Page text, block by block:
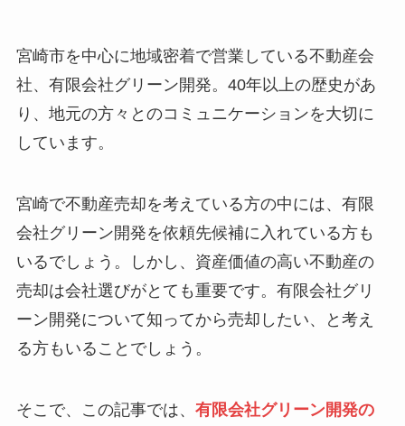
宮崎市を中心に地域密着で営業している不動産会
社、有限会社グリーン開発。40年以上の歴史があ
り、地元の方々とのコミュニケーションを大切に
しています。
宮崎で不動産売却を考えている方の中には、有限
会社グリーン開発を依頼先候補に入れている方も
いるでしょう。しかし、資産価値の高い不動産の
売却は会社選びがとても重要です。有限会社グリ
ーン開発について知ってから売却したい、と考え
る方もいることでしょう。
そこで、この記事では、 有限会社グリーン開発の